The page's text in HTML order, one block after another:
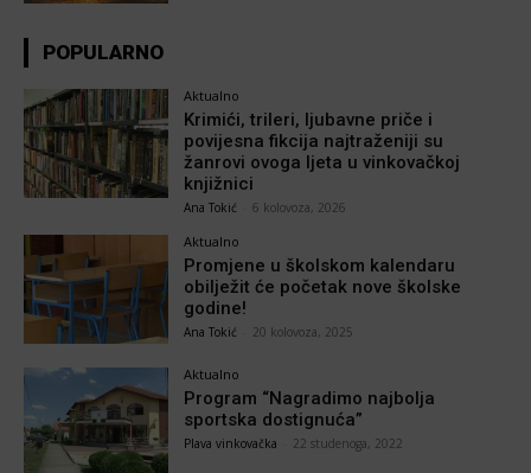
POPULARNO
Aktualno
Krimići, trileri, ljubavne priče i
povijesna fikcija najtraženiji su
žanrovi ovoga ljeta u vinkovačkoj
knjižnici
Ana Tokić 6 kolovoza, 2026
Aktualno
Promjene u školskom kalendaru
obilježit će početak nove školske
godine!
Ana Tokić 20 kolovoza, 2025
Aktualno
Program “Nagradimo najbolja
sportska dostignuća”
Plava vinkovačka 22 studenoga, 2022